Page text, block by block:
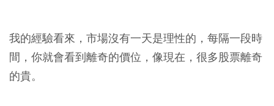
我的經驗看來，市場沒有一天是理性的，每隔一段時
間，你就會看到離奇的價位，像現在，很多股票離奇
的貴。